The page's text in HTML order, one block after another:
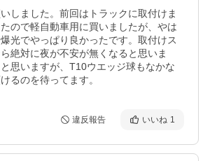
しました。前回はトラックに取付けま
ので軽自動車用に買いましたが、やは
光でやっぱり良かったです。取付けス
絶対に夜が不安が無くなると思いま
思いますが、T10ウエッジ球もなかな
るのを待ってます。
違反報告 いいね 1